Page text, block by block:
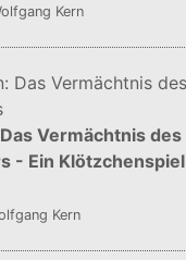
Kern
Vermächtnis des
- Ein Klötzchenspiel
Kern